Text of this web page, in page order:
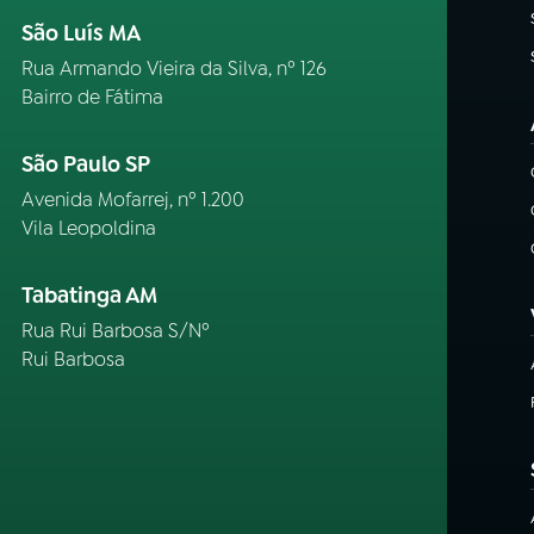
São Luís MA
Rua Armando Vieira da Silva, nº 126
Bairro de Fátima
São Paulo SP
Avenida Mofarrej, nº 1.200
Vila Leopoldina
Tabatinga AM
Rua Rui Barbosa S/Nº
Rui Barbosa